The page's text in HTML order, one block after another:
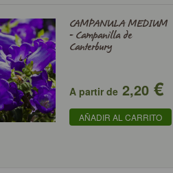
CAMPANULA MEDIUM
- Campanilla de
Canterbury
A partir de 2,20 €
AÑADIR AL CARRITO